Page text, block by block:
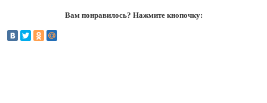
Вам понравилось? Нажмите кнопочку: